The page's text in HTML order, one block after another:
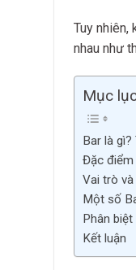
Tuy nhiên,
nhau như
Mục
Bar là
Đặc điểm
Vai trò
Một số
Phân
Kết luận